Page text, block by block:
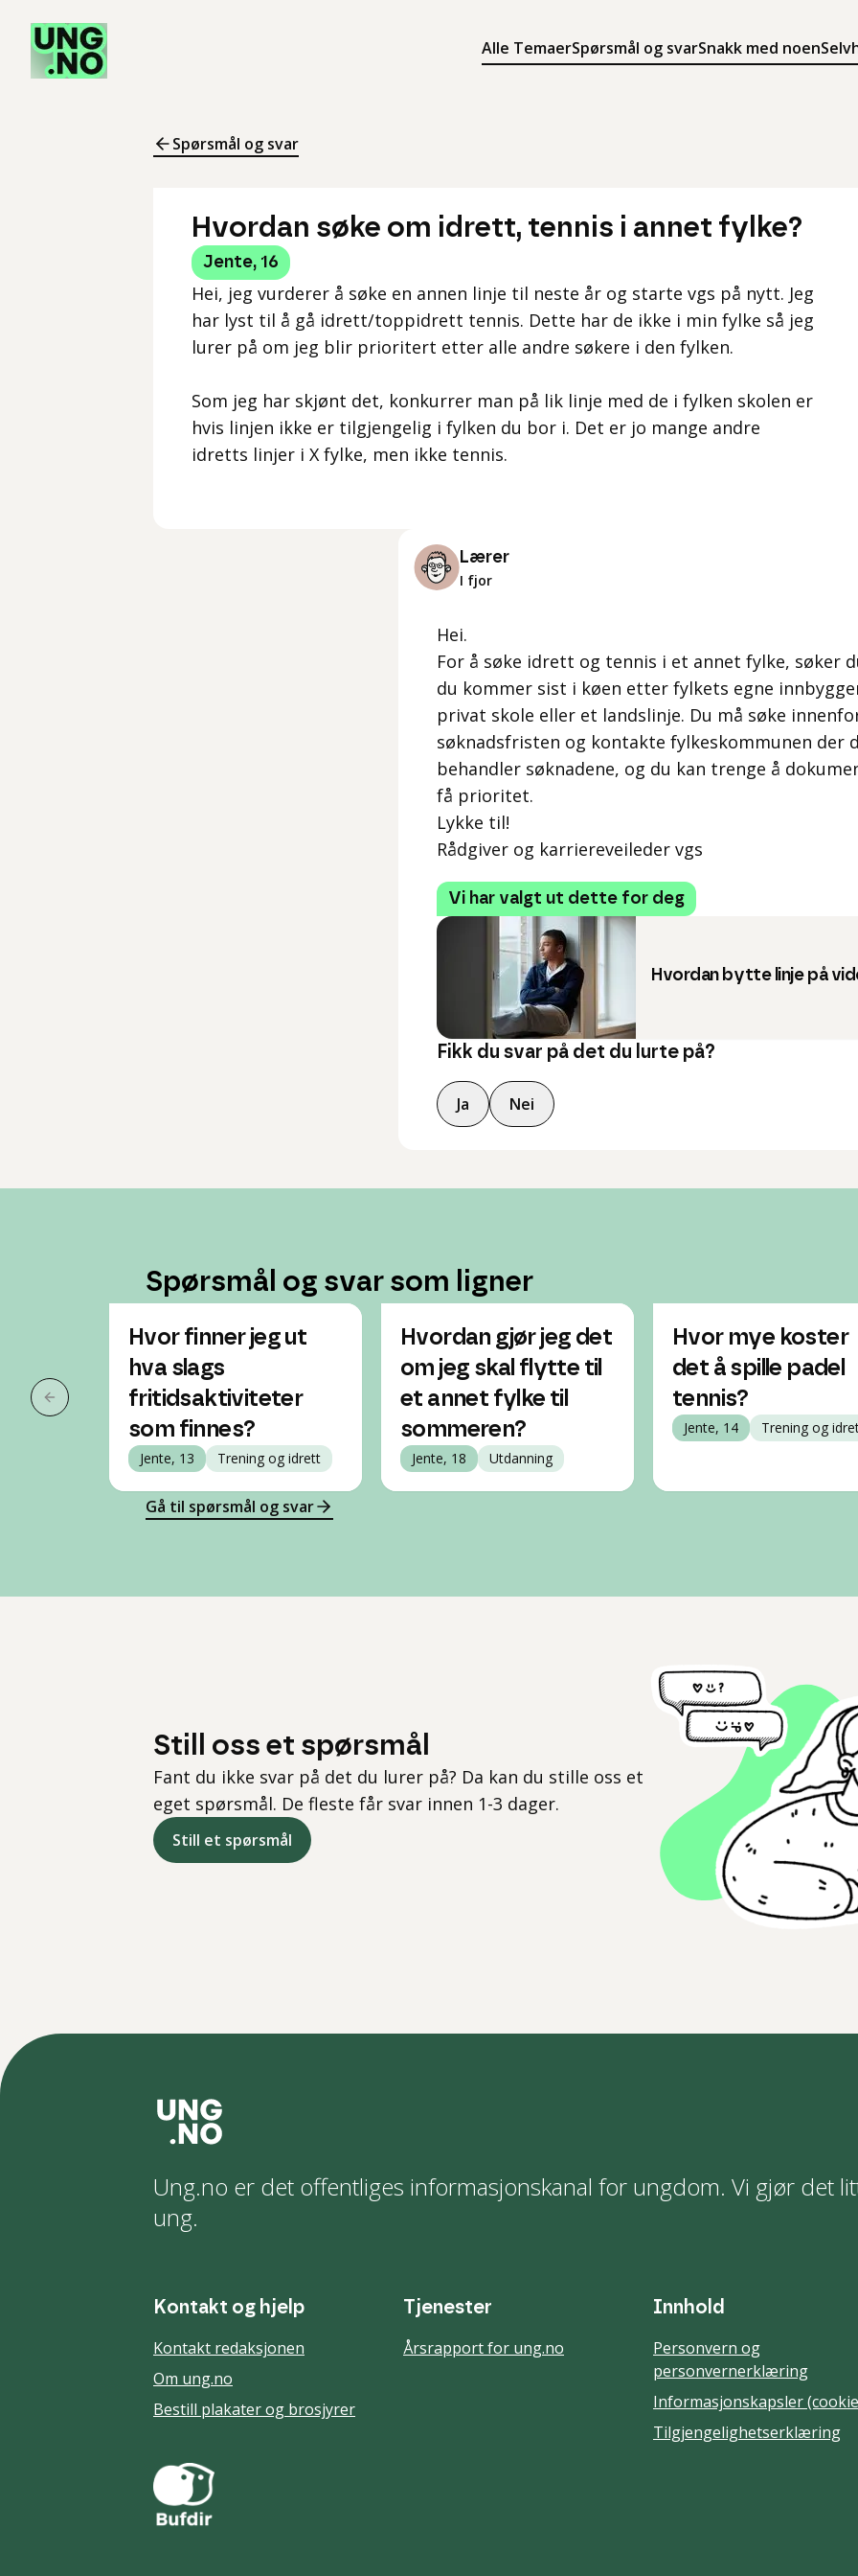
Alle TemaerSpørsmål og svarSnakk med noen
Søk
Meny
Spørsmål og svar
Hvordan søke om idrett, tennis i annet fylke?
Jente, 16
Hei, jeg vurderer å søke en annen linje til neste år og starte vgs på nytt. Jeg
har lyst til å gå idrett/toppidrett tennis. Dette har de ikke i min fylke så jeg
lurer på om jeg blir prioritert etter alle andre søkere i den fylken.
Som jeg har skjønt det, konkurrer man på lik linje med de i fylken skolen er
hvis linjen ikke er tilgjengelig i fylken du bor i. Det er jo mange andre
idretts linjer i X fylke, men ikke tennis.
Lærer
I fjor
Hei.
For å søke idrett og tennis i et annet fylke, søker
du kommer sist i køen etter fylkets egne
privat skole eller et landslinje. Du må søke
søknadsfristen og kontakte fylkeskommunen der
behandler søknadene, og du kan trenge å
få prioritet.
Lykke til!
Rådgiver og karriereveileder vgs
Vi har valgt ut dette for deg
Hvordan bytte linje på
Fikk du svar på det du lurte på?
Ja Nei
Spørsmål og svar som ligner
Forrige slide
Hvor finner jeg ut
hva slags
fritidsaktiviteter
som finnes?
Jente, 13 Trening og idrett
Hvordan gjør jeg det
om jeg skal flytte til
et annet fylke til
sommeren?
Jente, 18 Utdanning
Hvor mye koster
det å spille padel
tennis?
Jente, 14 Trening og
Gå til spørsmål og svar
Still oss et spørsmål
Fant du ikke svar på det du lurer på? Da kan du stille oss et
eget spørsmål. De fleste får svar innen 1-3 dager.
Still et spørsmål
Ung.no er det offentliges informasjonskanal for ungdom. Vi gjør det
ung.
Kontakt og hjelp
Kontakt redaksjonen
Om ung.no
Bestill plakater og brosjyrer
Tjenester
Årsrapport for ung.no
Innhold
Personvern og
personvernerklæring
Informasjonskapsler
Tilgjengelighetserklæring